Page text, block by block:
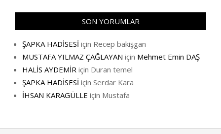
SON YORUMLAR
ŞAPKA HADİSESİ için Recep bakişgan
MUSTAFA YILMAZ ÇAĞLAYAN için Mehmet Emin DAŞ
HALİS AYDEMİR için Duran temel
ŞAPKA HADİSESİ için Serdar Kara
İHSAN KARAGÜLLE için Mustafa